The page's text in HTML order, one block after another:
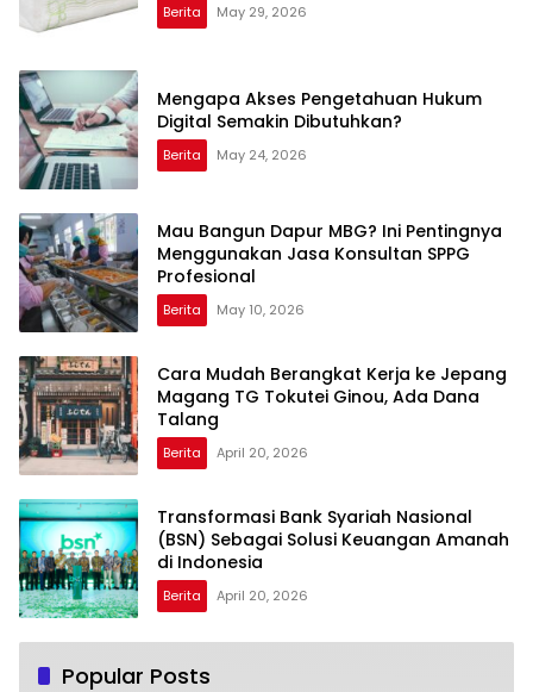
Berita May 29, 2026
Mengapa Akses Pengetahuan Hukum
Digital Semakin Dibutuhkan?
Berita May 24, 2026
Mau Bangun Dapur MBG? Ini Pentingnya
Menggunakan Jasa Konsultan SPPG
Profesional
Berita May 10, 2026
Cara Mudah Berangkat Kerja ke Jepang
Magang TG Tokutei Ginou, Ada Dana
Talang
Berita April 20, 2026
Transformasi Bank Syariah Nasional
(BSN) Sebagai Solusi Keuangan Amanah
di Indonesia
Berita April 20, 2026
Popular Posts